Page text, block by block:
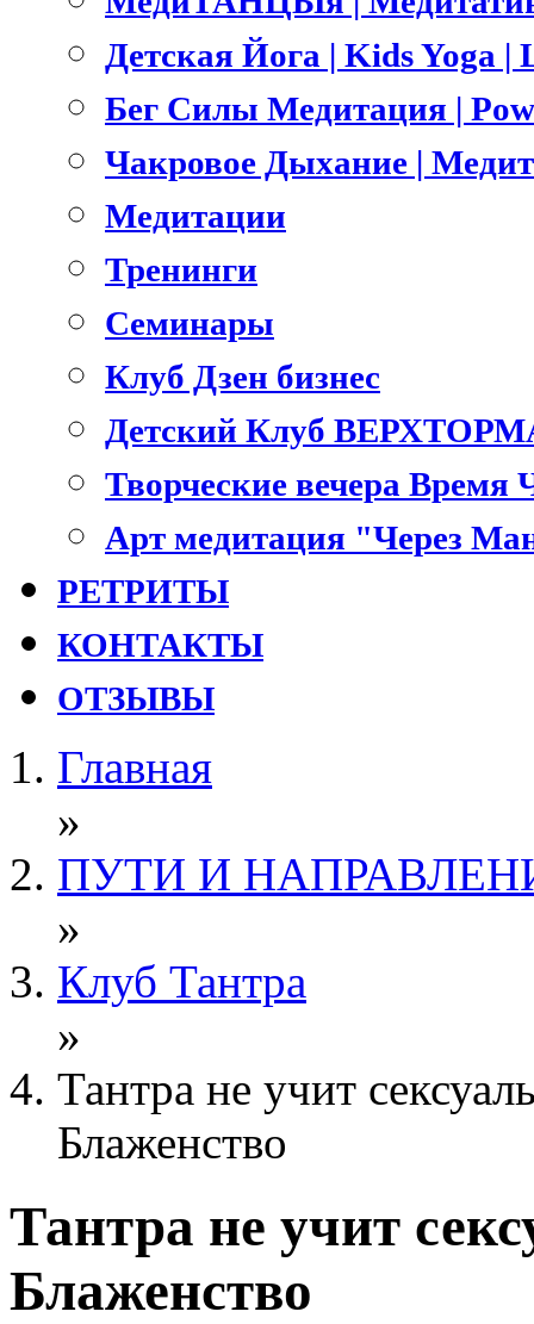
Детская Йога | Kids Yoga
Бег Силы Медитация |
Чакровое Дыхание |
Медитации
Тренинги
Семинары
Клуб Дзен бизнес
Детский Клуб
Творческие вечера
Арт медитация "Через
РЕТРИТЫ
КОНТАКТЫ
ОТЗЫВЫ
Главная
»
ПУТИ И
»
Клуб Тантра
»
Тантра не учит
Блаженство
Тантра не учит
Блаженство